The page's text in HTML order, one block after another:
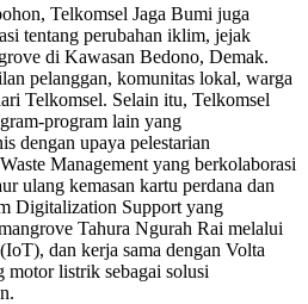
Telkomsel Jaga Bumi juga
tentang perubahan iklim, jejak
di Kawasan Bedono, Demak.
pelanggan, komunitas lokal, warga
Telkomsel. Selain itu, Telkomsel
program lain yang
dengan upaya pelestarian
Management yang berkolaborasi
ulang kemasan kartu perdana dan
Digitalization Support yang
Tahura Ngurah Rai melalui
dan kerja sama dengan Volta
motor listrik sebagai solusi